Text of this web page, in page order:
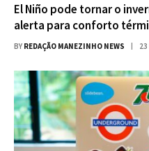
El Niño pode tornar o
alerta para conforto
BY REDAÇÃO MANEZINHO NEWS